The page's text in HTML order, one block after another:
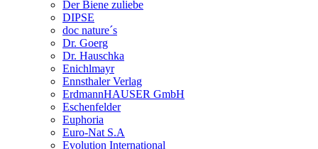
Der Biene zuliebe
DIPSE
doc nature´s
Dr. Goerg
Dr. Hauschka
Enichlmayr
Ennsthaler Verlag
ErdmannHAUSER GmbH
Eschenfelder
Euphoria
Euro-Nat S.A
Evolution International